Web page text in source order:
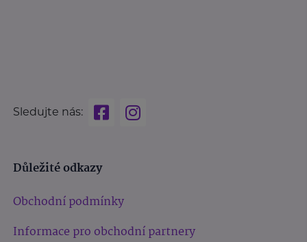
Sledujte nás:
Důležité odkazy
Obchodní podmínky
Informace pro obchodní partnery